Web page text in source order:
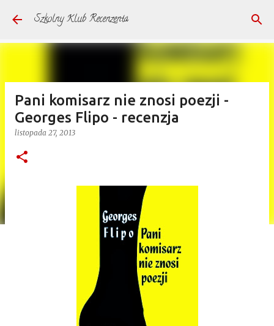
Przejdź do głównej zawartości
Szkolny Klub Recenzenta
Pani komisarz nie znosi poezji -
Georges Flipo - recenzja
listopada 27, 2013